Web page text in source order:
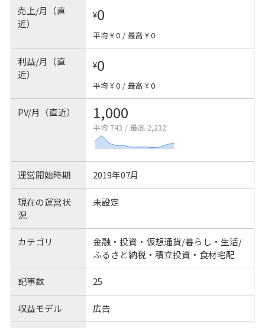
売上/月（直
近）
¥0
平均 ¥ 0 / 最高 ¥ 0
利益/月（直
近）
¥0
平均 ¥ 0 / 最高 ¥ 0
PV/月（直近） 1,000
平均 743 / 最高 2,232
運営開始時期 2019年07月
現在の運営状
況
未設定
カテゴリ
金融・投資・仮想通貨/暮らし・生活/
ふるさと納税・積立投資・食材宅配
記事数 25
収益モデル 広告